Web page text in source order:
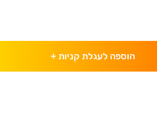
הוספה לעגלת קניות+